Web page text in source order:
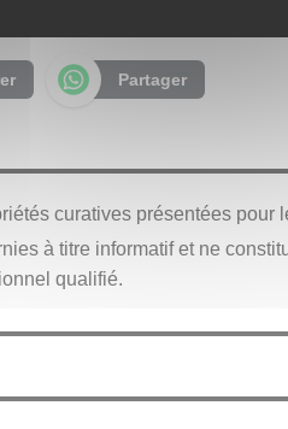
Partager
curatives présentées
à titre informatif et ne
qualifié.